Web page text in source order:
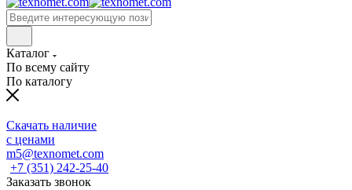
Каталог
По всему сайту
По каталогу
Скачать наличие
с ценами
m5@texnomet.com
+7 (351) 242-25-40
Заказать звонок